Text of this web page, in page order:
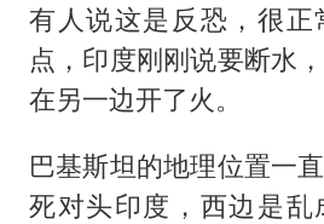
有人说这是反恐，很正
点，印度刚刚说要断水
在另一边开了火。
巴基斯坦的地理位置一
死对头印度，西边是乱